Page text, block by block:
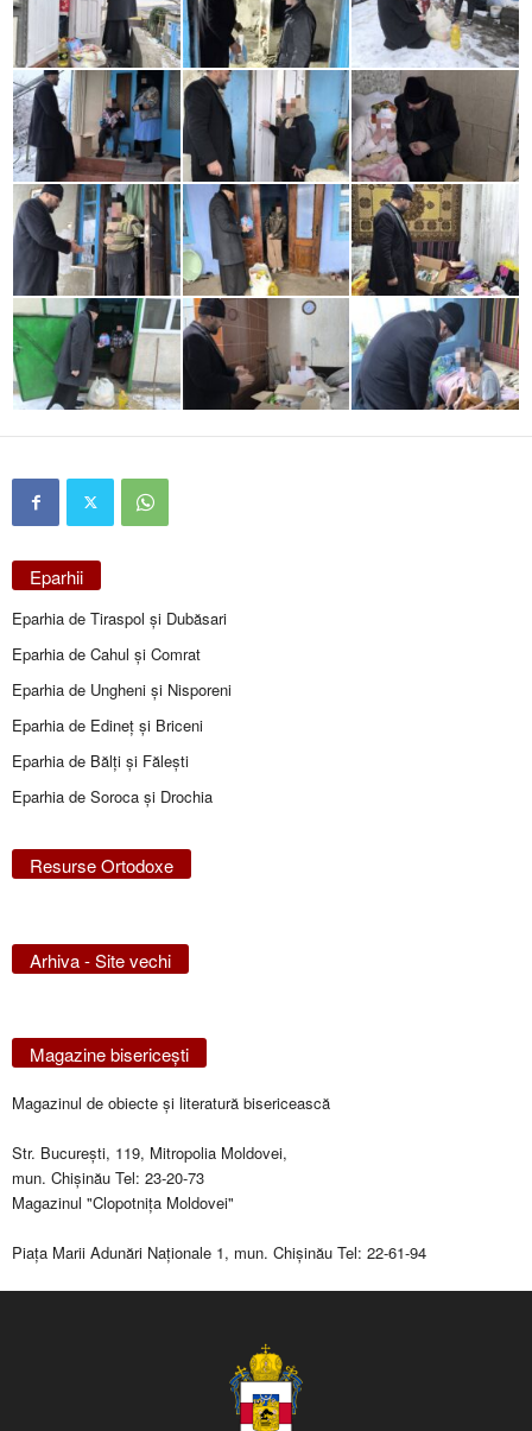
Eparhii
Eparhia de Tiraspol și Dubăsari
Eparhia de Cahul și Comrat
Eparhia de Ungheni și Nisporeni
Eparhia de Edineţ şi Briceni
Eparhia de Bălţi şi Făleşti
Eparhia de Soroca și Drochia
Resurse Ortodoxe
Arhiva - Site vechi
Magazine bisericeşti
Magazinul de obiecte şi literatură bisericească
Str. Bucureşti, 119, Mitropolia Moldovei,
mun. Chişinău Tel: 23-20-73
Magazinul "Clopotniţa Moldovei"
Piaţa Marii Adunări Naţionale 1, mun. Chişinău Tel: 22-61-94